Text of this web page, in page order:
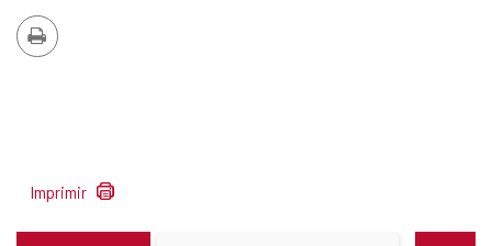
Imprimir
Imprimir